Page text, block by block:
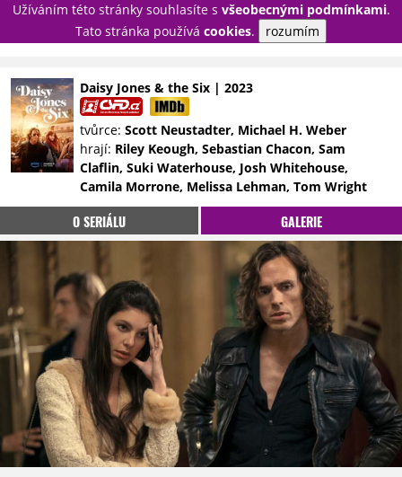
Užíváním této stránky souhlasíte s všeobecnými podmínkami.
Tato stránka používá cookies. rozumím
PŘIHLÁSIT
NOVINKY
TÉMATA
RECENZE
EPIZODY
KULT
TRAILERY
GALERIE
DISKUZE
STATISTIKY
Daisy Jones & the Six | 2023
tvůrce: Scott Neustadter, Michael H. Weber
hrají: Riley Keough, Sebastian Chacon, Sam
Claflin, Suki Waterhouse, Josh Whitehouse,
Camila Morrone, Melissa Lehman, Tom Wright
O SERIÁLU GALERIE